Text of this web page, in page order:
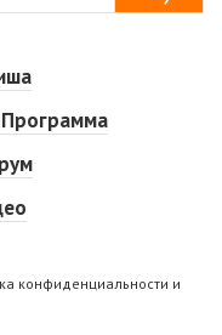
конфиденциальности и